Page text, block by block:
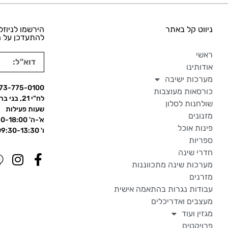
ניווט קל באתר
ראשי
אודותינו
מערכות ישיבה
כורסאות מעוצבות
שולחנות לסלון
מזנונים
פינות אוכל
ספריות
חדרי שינה
מערכות שינה מתכווננות
מזרנים
עבודות נגרות בהתאמה אישית
מעצבים ואדריכלים
מגזין ועוד
פרויקטים
הירשמו
להתעדכן על
775-0100
לח"י 21, בני ברק
שעות פעילות
א'-ה' 09:30-18:00
ו' 09:30-13:30